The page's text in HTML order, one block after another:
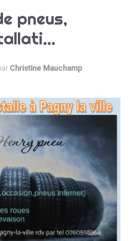
pneus,
Christine Mauchamp